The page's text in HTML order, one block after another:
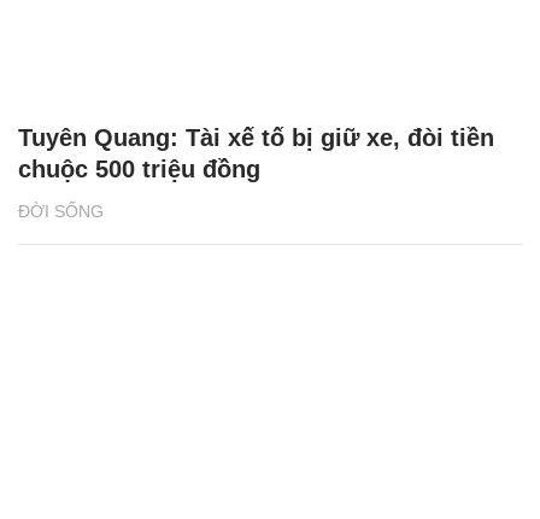
ĐỜI SỐNG
Tuyên Quang: Tài xế tố bị giữ xe, đòi tiền
chuộc 500 triệu đồng